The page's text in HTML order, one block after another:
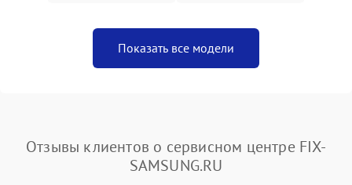
Показать все модели
Отзывы клиентов о сервисном центре FIX-
SAMSUNG.RU